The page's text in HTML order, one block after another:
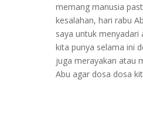
memang manusia
kesalahan, hari rabu
saya untuk menyadari
kita punya selama ini
juga merayakan atau
Abu agar dosa dosa